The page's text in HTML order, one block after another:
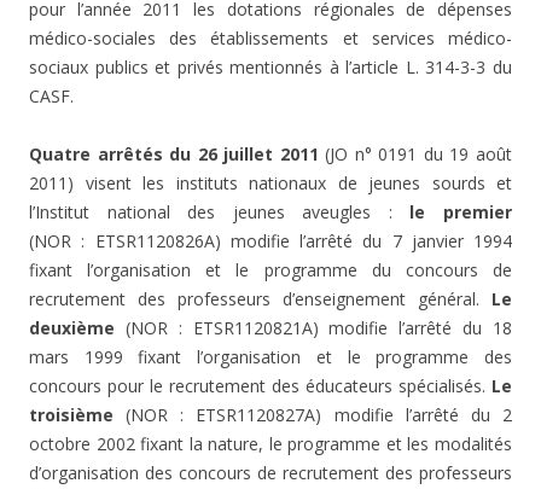
pour l’année 2011 les dotations régionales de dépenses
médico-sociales des établissements et services médico-
sociaux publics et privés mentionnés à l’article L. 314-3-3 du
CASF.
Quatre arrêtés du 26 juillet 2011 (JO n° 0191 du 19 août
2011) visent les instituts nationaux de jeunes sourds et
l’Institut national des jeunes aveugles : le premier
(NOR : ETSR1120826A) modifie l’arrêté du 7 janvier 1994
fixant l’organisation et le programme du concours de
recrutement des professeurs d’enseignement général. Le
deuxième (NOR : ETSR1120821A) modifie l’arrêté du 18
mars 1999 fixant l’organisation et le programme des
concours pour le recrutement des éducateurs spécialisés. Le
troisième (NOR : ETSR1120827A) modifie l’arrêté du 2
octobre 2002 fixant la nature, le programme et les modalités
d’organisation des concours de recrutement des professeurs